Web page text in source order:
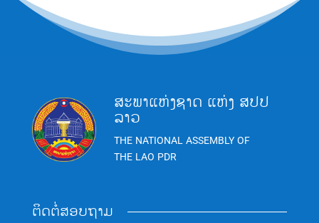
ສະພາແຫ່ງຊາດ ແຫ່ງ ສປປ
ລາວ
THE NATIONAL ASSEMBLY OF
THE LAO PDR
ຕິດຕໍ່ສອບຖາມ